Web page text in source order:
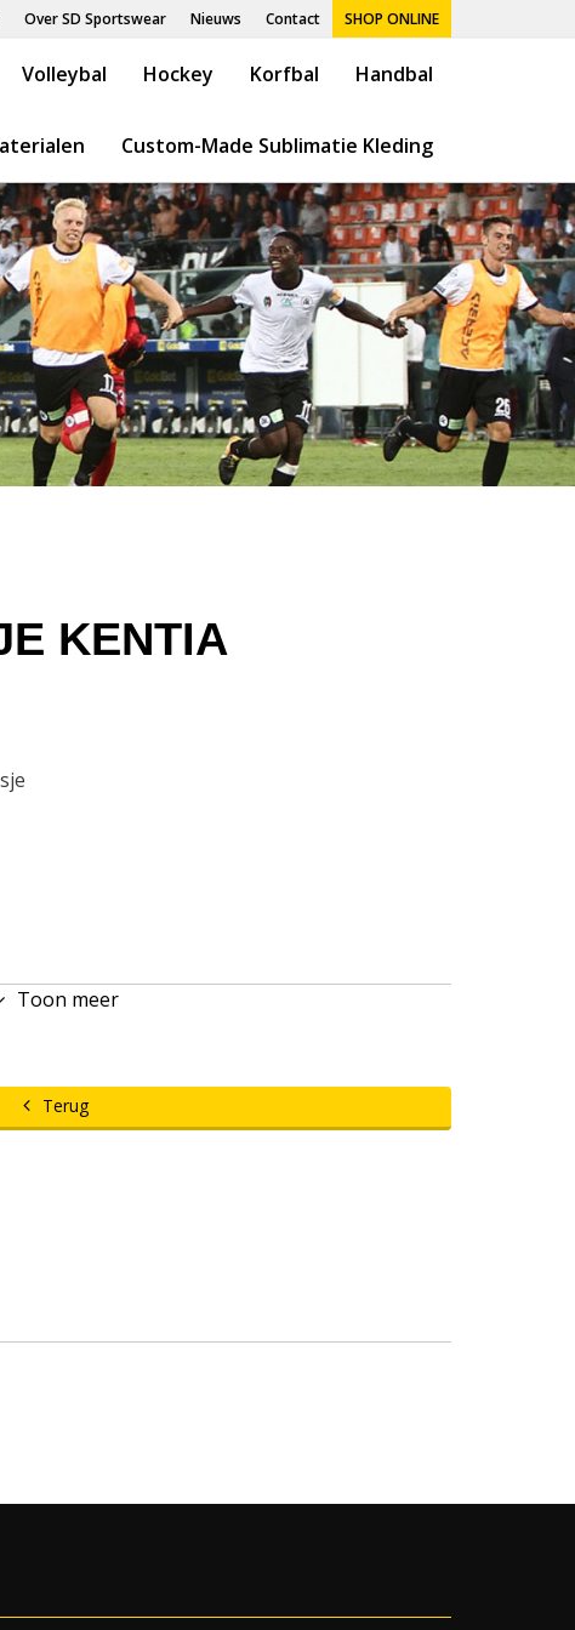
Over SD Sportswear Nieuws Contact SHOP ONLINE
Volleybal Hockey Korfbal Handbal
Custom-Made Sublimatie Kleding
KENTIA
Toon meer
Terug